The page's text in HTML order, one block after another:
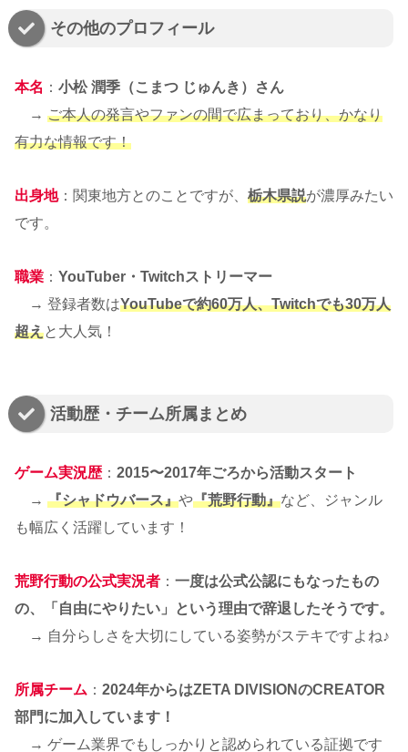
その他のプロフィール
本名 ： 小松 潤季（こまつ じゅんき）さん
→ ご本人の発言やファンの間で広まっており、かなり
有力な情報です！
出身地：関東地方とのことですが、 栃木県説が濃厚みたい
です。
職業 ： YouTuber・Twitchストリーマー
→ 登録者数はYouTubeで約60万人、Twitchでも30万人
超えと大人気！
活動歴・チーム所属まとめ
ゲーム実況歴： 2015〜2017年ごろから活動スタート
→ 『シャドウバース』や『荒野行動』など、ジャンル
も幅広く活躍しています！
荒野行動の公式実況者 ： 一度は公式公認にもなったもの
の、「自由にやりたい」という理由で辞退したそうです。
→ 自分らしさを大切にしている姿勢がステキですよね♪
所属チーム ： 2024年からはZETA DIVISIONのCREATOR
部門に加入しています！
→ ゲーム業界でもしっかりと認められている証拠です